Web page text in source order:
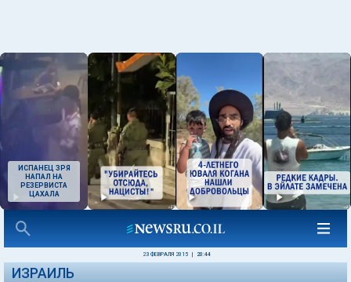
ИСПАНЕЦ ЗРЯ
НАПАЛ НА
РЕЗЕРВИСТА
ЦАХАЛА
23 ФЕВРАЛЯ 2015 20:44
ИЗРАИЛЬ